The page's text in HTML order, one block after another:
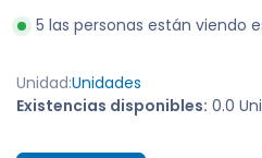
5 las personas están viendo
Unidad:Unidades
Existencias disponibles: 0.0